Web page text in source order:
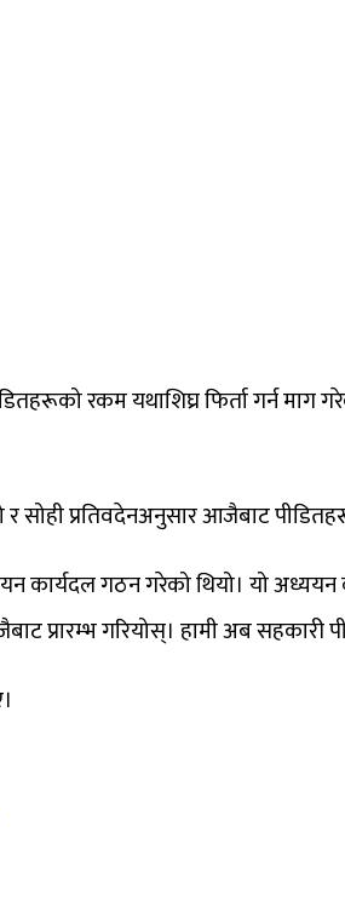
रकम यथाशिघ्र फिर्ता गर्न
प्रतिवदेनअनुसार आजैबाट
गठन गरेको थियो। यो
गरियोस्। हामी अब सहकारी